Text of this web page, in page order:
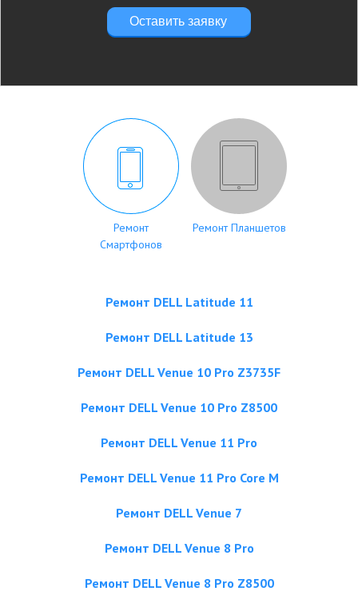
Оставить заявку
Ремонт
Смартфонов
Ремонт Планшетов
Ремонт DELL Latitude 11
Ремонт DELL Latitude 13
Ремонт DELL Venue 10 Pro Z3735F
Ремонт DELL Venue 10 Pro Z8500
Ремонт DELL Venue 11 Pro
Ремонт DELL Venue 11 Pro Core M
Ремонт DELL Venue 7
Ремонт DELL Venue 8 Pro
Ремонт DELL Venue 8 Pro Z8500